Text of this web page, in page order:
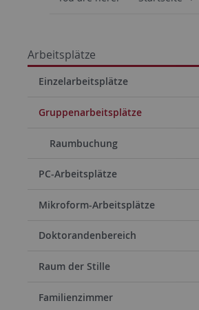
Arbeitsplätze
Einzelarbeitsplätze
Gruppenarbeitsplätze
Raumbuchung
PC-Arbeitsplätze
Mikroform-Arbeitsplätze
Doktorandenbereich
Raum der Stille
Familienzimmer